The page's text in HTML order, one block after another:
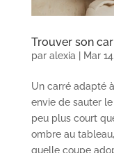
Trouver son
par alexia| Mar
Un carré adapté
envie de sauter
peu plus court
ombre au
quelle coupe